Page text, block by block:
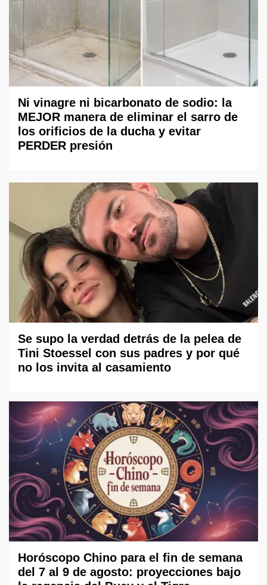
Ni vinagre ni bicarbonato de sodio: la
MEJOR manera de eliminar el sarro de
los orificios de la ducha y evitar
PERDER presión
Se supo la verdad detrás de la pelea de
Tini Stoessel con sus padres y por qué
no los invita al casamiento
Horóscopo Chino para el fin de semana
del 7 al 9 de agosto: proyecciones bajo